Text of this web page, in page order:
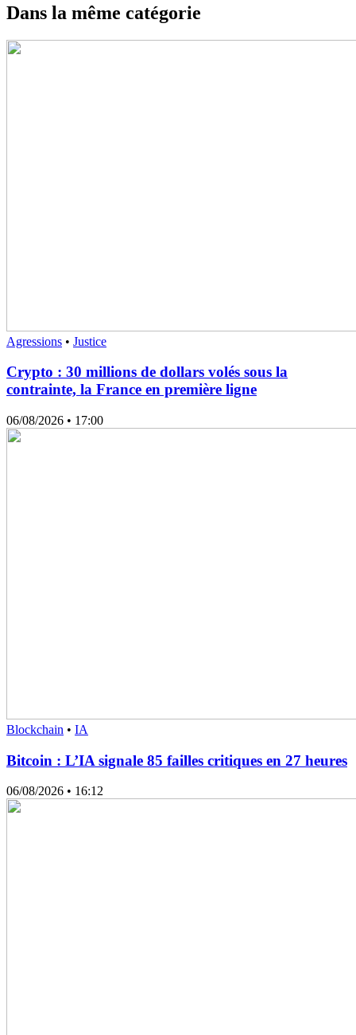
Dans la même catégorie
Agressions • Justice
Crypto : 30 millions de dollars volés sous la
contrainte, la France en première ligne
06/08/2026 • 17:00
Blockchain • IA
Bitcoin : L’IA signale 85 failles critiques en 27 heures
06/08/2026 • 16:12